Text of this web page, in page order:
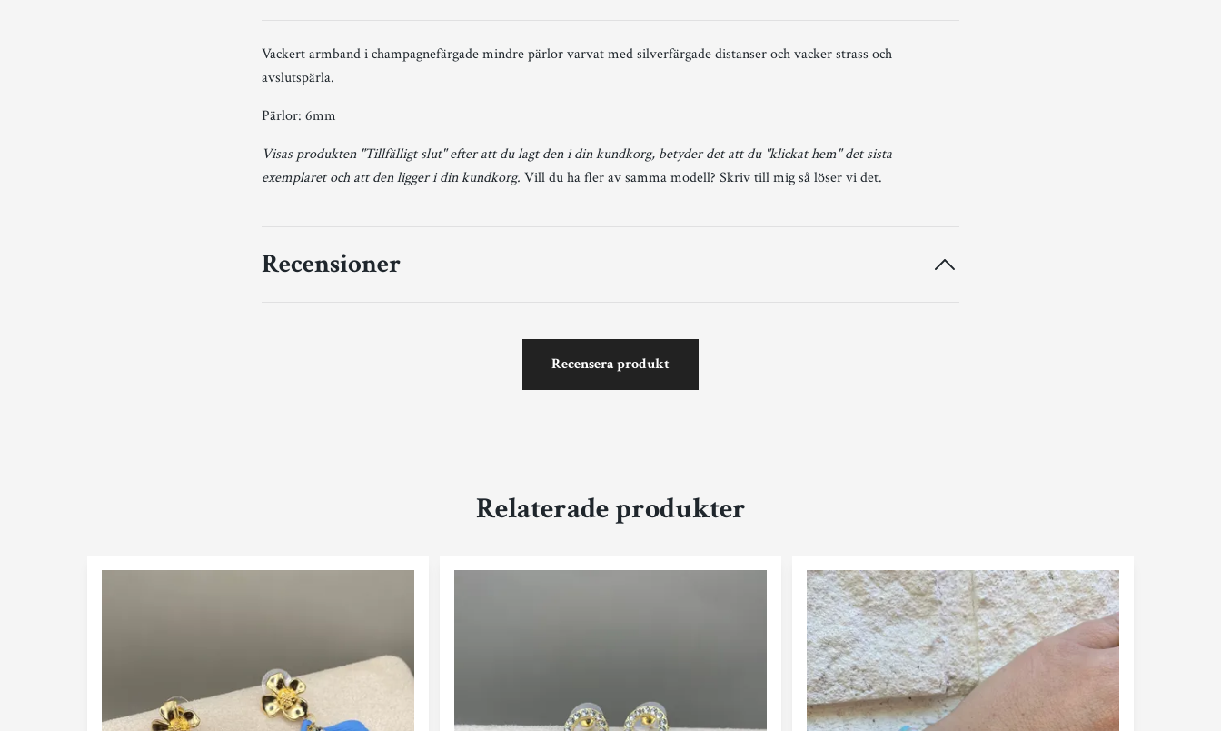
Vackert armband i champagnefärgade mindre pärlor varvat med silverfärgade distanser och vacker strass och
avslutspärla.
Pärlor: 6mm
Visas produkten "Tillfälligt slut" efter att du lagt den i din kundkorg, betyder det att du "klickat hem" det sista
exemplaret och att den ligger i din kundkorg. Vill du ha fler av samma modell? Skriv till mig så löser vi det.
Recensioner
Recensera produkt
Relaterade produkter